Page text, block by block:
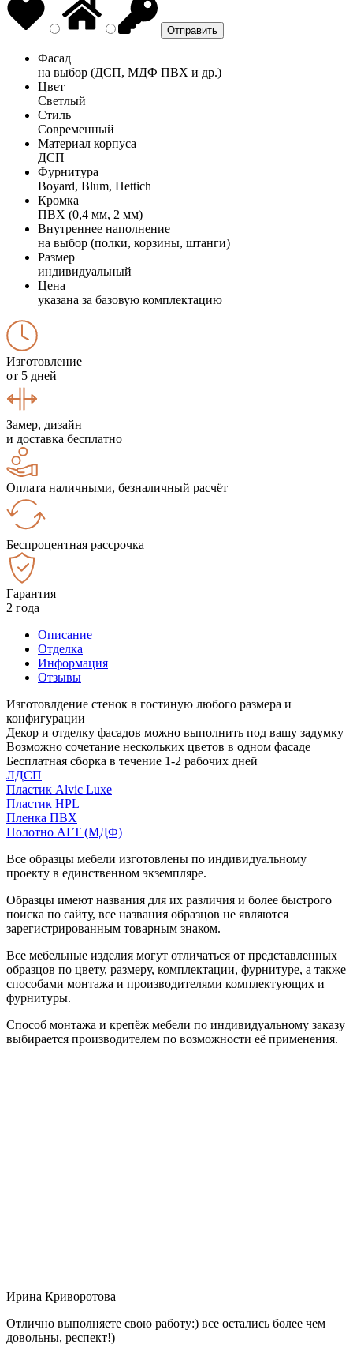
Фасад
на выбор (ДСП, МДФ ПВХ и др.)
Цвет
Светлый
Стиль
Современный
Материал корпуса
ДСП
Фурнитура
Boyard, Blum, Hettich
Кромка
ПВХ (0,4 мм, 2 мм)
Внутреннее наполнение
на выбор (полки, корзины, штанги)
Размер
индивидуальный
Цена
указана за базовую комплектацию
Изготовление
от 5 дней
Замер, дизайн
и доставка бесплатно
Оплата наличными, безналичный расчёт
Беспроцентная рассрочка
Гарантия
2 года
Описание
Отделка
Информация
Отзывы
Изготовлдение стенок в гостиную любого размера и
конфигурации
Декор и отделку фасадов можно выполнить под вашу задумку
Возможно сочетание нескольких цветов в одном фасаде
Бесплатная сборка в течение 1-2 рабочих дней
ЛДСП
Пластик Alvic Luxe
Пластик HPL
Пленка ПВХ
Полотно АГТ (МДФ)
Все образцы мебели изготовлены по индивидуальному
проекту в единственном экземпляре.
Образцы имеют названия для их различия и более быстрого
поиска по сайту, все названия образцов не являются
зарегистрированным товарным знаком.
Все мебельные изделия могут отличаться от представленных
образцов по цвету, размеру, комплектации, фурнитуре, а также
способами монтажа и производителями комплектующих и
фурнитуры.
Способ монтажа и крепёж мебели по индивидуальному заказу
выбирается производителем по возможности её применения.
Ирина Криворотова
Отлично выполняете свою работу:) все остались более чем
довольны, респект!)